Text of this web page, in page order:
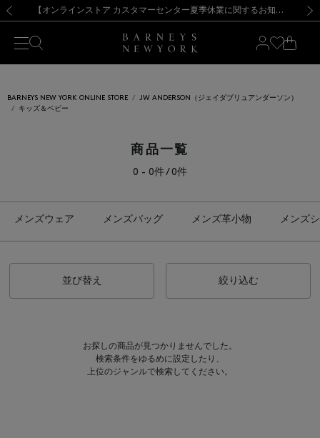
新規登録のお客様も対象！＜MY BARNEYS＞会員のお客様は11,000円（税込）以上のお買上げで常時送料無料！お買い物の際は会員登録を！
【夏季休業に伴う出荷一時停止のお知らせ】(2026.8.7) 【オンラインストア カスタマーセンター夏季休業に関するお知らせ】（2026.8.7）
【夏季休業に伴う返品・交換承り一時停止のお知らせ】（2026.8.5）
熊本県を中心とした地震の影響によるお荷物のお届けについて
【開催中】SUMMER SALEのご案内・ご注意事項 新規登録のお客様も対象！＜MY BARNEYS＞会員のお客様は11,000円（税込）以上のお買上げで常時送料無料！お買い物の際は会員登録を！
【夏季休業に伴う出荷一時停止のお知らせ】(2026.8.7)
BARNEYS NEW YORK ONLINE STORE
JW ANDERSON（ジェイダブリュアンダーソン）
キッズ＆ベビー
商品一覧
0 - 0件 / 0件
メンズウェア メンズバッグ メンズ革小物 メンズ
並び替え 絞り込む
お探しの商品が見つかりませんでした。
検索条件をゆるめに設定したり、
上位のジャンルで検索してください。